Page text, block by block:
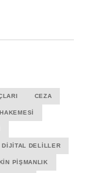
CEZA
DIJITAL DELILLER
PIŞMANLIK